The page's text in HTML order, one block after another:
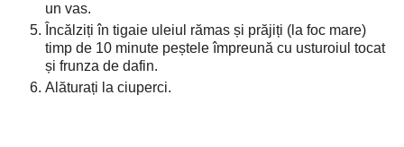
un vas.
Încălziți în tigaie uleiul rămas și prăjiți (la foc mare)
timp de 10 minute peștele împreună cu usturoiul tocat
și frunza de dafin.
Alăturați la ciuperci.